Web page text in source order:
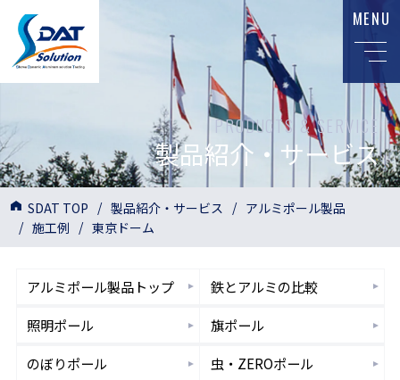
MENU
PRODUCTS & SERVICE
製品紹介・サービス
SDAT TOP 製品紹介・サービス
アルミポール製品
施工例
東京ドーム
アルミポール製品トップ 鉄とアルミの比較
照明ポール 旗ポール
のぼりポール 虫・ZEROポール